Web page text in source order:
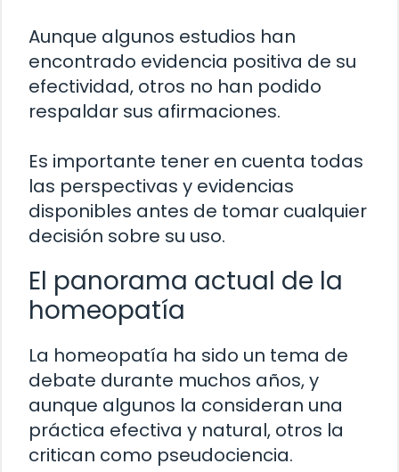
Aunque algunos estudios han
encontrado evidencia positiva de su
efectividad, otros no han podido
respaldar sus afirmaciones.
Es importante tener en cuenta todas
las perspectivas y evidencias
disponibles antes de tomar cualquier
decisión sobre su uso.
El panorama actual de la
homeopatía
La homeopatía ha sido un tema de
debate durante muchos años, y
aunque algunos la consideran una
práctica efectiva y natural, otros la
critican como pseudociencia.